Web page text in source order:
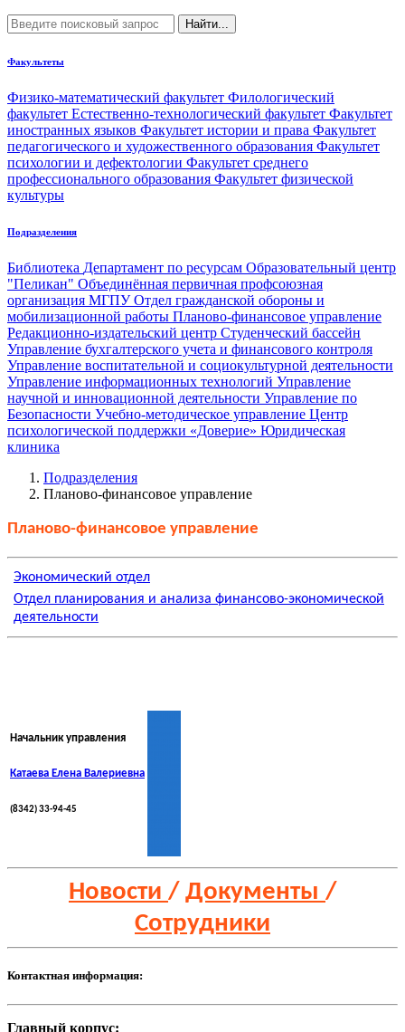
Найти...
Факультеты
Физико-математический факультет Филологический
факультет Естественно-технологический факультет Факультет
иностранных языков Факультет истории и права Факультет
педагогического и художественного образования Факультет
психологии и дефектологии Факультет среднего
профессионального образования Факультет физической
культуры
Подразделения
Библиотека Департамент по ресурсам Образовательный центр
"Пеликан" Объединённая первичная профсоюзная
организация МГПУОтдел гражданской обороны и
мобилизационной работы Планово-финансовое управление
Редакционно-издательский центр Студенческий бассейн
Управление бухгалтерского учета и финансового контроля
Управление воспитательной и социокультурной деятельности
Управление информационных технологий Управление
научной и инновационной деятельности Управление по
Безопасности Учебно-методическое управление Центр
психологической поддержки «Доверие» Юридическая
клиника
Подразделения
Планово-финансовое управление
Планово-финансовое управление
Экономический отдел
Отдел планирования и анализа финансово-экономической
деятельности
Начальник управления
Катаева Елена Валериевна
(8342) 33-94-45
Новости / Документы /
Сотрудники
Контактная информация:
Главный корпус: